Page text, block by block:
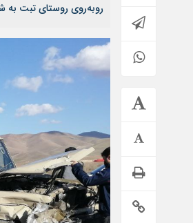
روبه‌روی روستای تبت به